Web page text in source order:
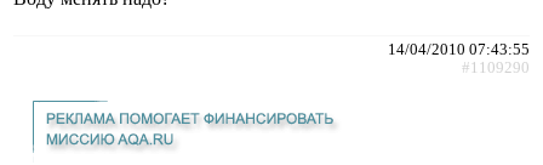
14/04/2010 07:43:55
#1109290